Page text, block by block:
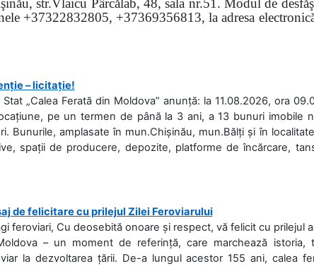
str.Vlaicu Pârcălab, 48, sala nr.51.Modul de
+37322832805, +37369356813, la adresa
– licitație!
„Calea Ferată din Moldova” anunță: la 11.08.2026, ora
pe un termen de până la 3 ani, a 13 bunuri imobile
Bunurile, amplasate în mun.Chișinău, mun.Bălți și în
spații de producere, depozite, platforme de încărcare,
de felicitare cu prilejul Zilei Feroviarului
feroviari, Cu deosebită onoare și respect, vă felicit cu prilejul
– un moment de referință, care marchează istoria,
la dezvoltarea țării. De-a lungul acestor 155 ani, calea